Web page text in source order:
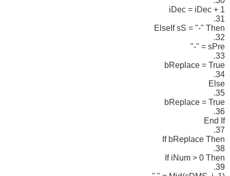
iDec = iDec + 1
31.
ElseIf sS = "-" Then
32.
sPre = "-"
33.
bReplace = True
34.
Else
35.
bReplace = True
36.
End If
37.
If bReplace Then
38.
If iNum > 0 Then
39.